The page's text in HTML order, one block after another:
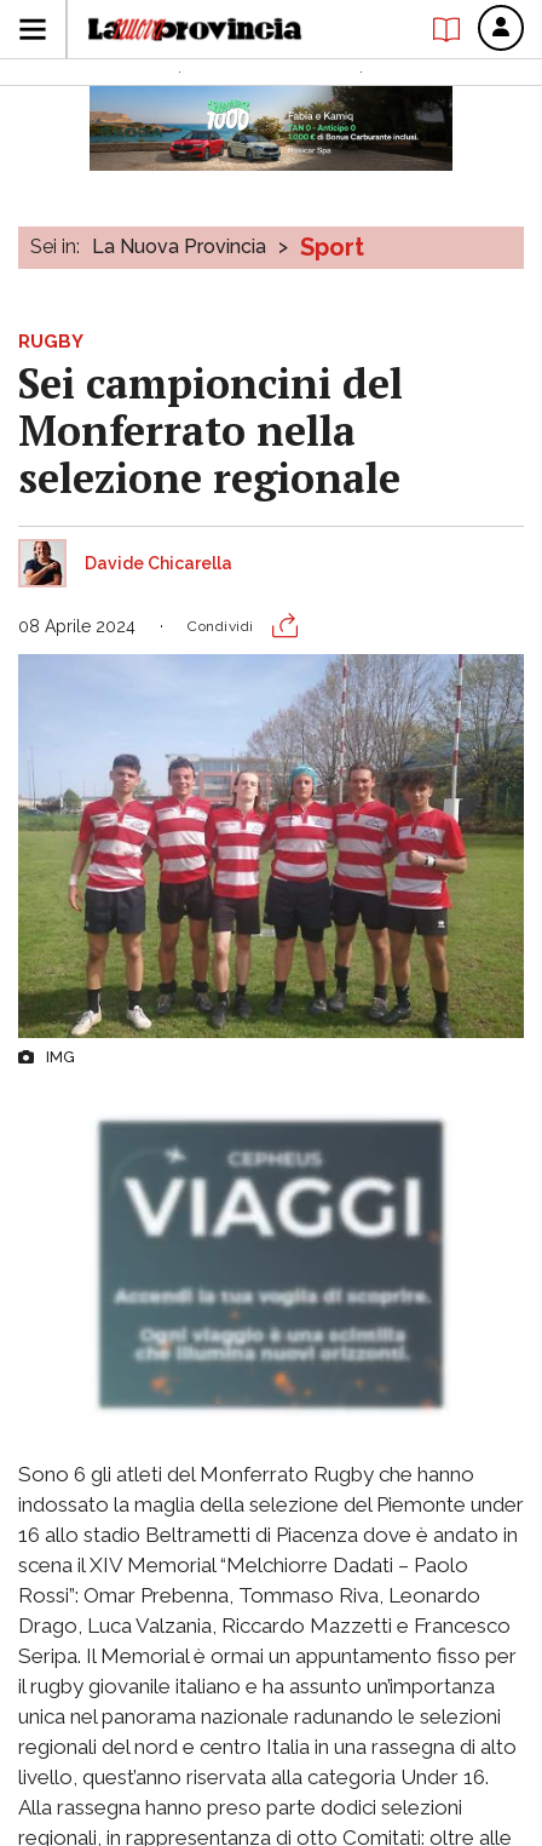
Sei in: La Nuova Provincia > Sport
RUGBY
Sei campioncini del
Monferrato nella
selezione regionale
Davide Chicarella
08 Aprile 2024 Condividi
IMG
Sono 6 gli atleti del Monferrato Rugby che hanno
indossato la maglia della selezione del Piemonte under
16 allo stadio Beltrametti di Piacenza dove è andato in
scena il XIV Memorial “Melchiorre Dadati – Paolo
Rossi”: Omar Prebenna, Tommaso Riva, Leonardo
Drago, Luca Valzania, Riccardo Mazzetti e Francesco
Seripa. Il Memorial è ormai un appuntamento fisso per
il rugby giovanile italiano e ha assunto un’importanza
unica nel panorama nazionale radunando le selezioni
regionali del nord e centro Italia in una rassegna di alto
livello, quest’anno riservata alla categoria Under 16.
Alla rassegna hanno preso parte dodici selezioni
regionali, in rappresentanza di otto Comitati: oltre alle